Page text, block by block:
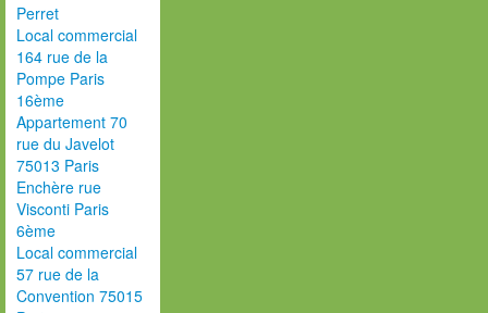
Perret
Local commercial
164 rue de la
Pompe Paris
16ème
Appartement 70
rue du Javelot
75013 Paris
Enchère rue
Visconti Paris
6ème
Local commercial
57 rue de la
Convention 75015